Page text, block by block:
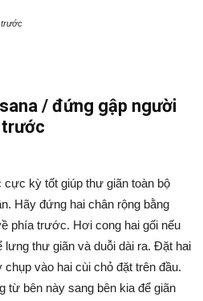
trước
/ đứng gập người
trước
kỳ tốt giúp thư giãn toàn bộ
Hãy đứng hai chân rộng bằng
phía trước. Hơi cong hai gối nếu
lưng thư giãn và duỗi dài ra. Đặt hai
vào hai cùi chỏ đặt trên đầu.
từ bên này sang bên kia để giãn